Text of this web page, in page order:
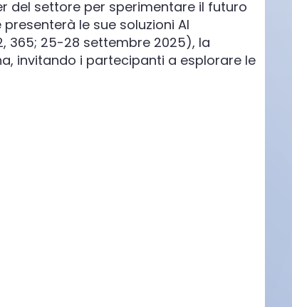
del settore per sperimentare il futuro
le sue soluzioni AI
365; 25-28 settembre 2025), la
invitando i partecipanti a esplorare le